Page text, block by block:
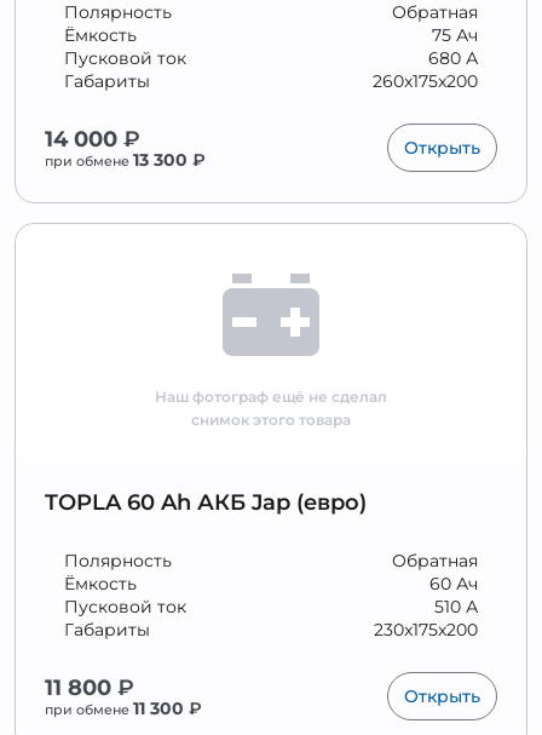
Обратная
Полярность
75 Ач
Ёмкость
680 А
Пусковой ток
260x175x200
Габариты
14 000 ₽
при обмене 13 300 ₽
Открыть
Наш фотограф ещё не сделал
снимок этого товара
TOPLA 60 Ah АКБ Jap (евро)
Обратная
Полярность
60 Ач
Ёмкость
510 А
Пусковой ток
230x175x200
Габариты
11 800 ₽
при обмене 11 300 ₽
Открыть